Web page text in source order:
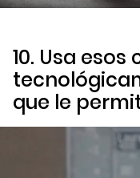
10. Usa
que le